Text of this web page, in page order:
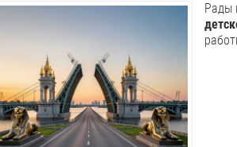
Рады